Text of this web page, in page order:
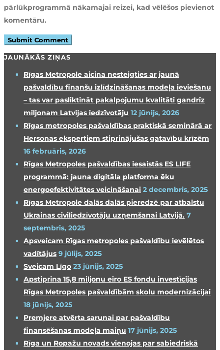
pārlūkprogrammā nākamajai reizei, kad vēlēšos pievienot
komentāru.
JAUNĀKĀS ZIŅAS
Rīgas Metropole aicina nesteigties ar jaunā
pašvaldību finanšu izlīdzināšanas modeļa ieviešanu
– tas var pasliktināt pakalpojumu kvalitāti gandrīz
miljonam Latvijas iedzīvotāju 12 jūnijs, 2026
Rīgas metropoles pašvaldības praktiskā seminārā ar
Hersonas ekspertiem stiprinājušas gatavību krīzēm
16 februāris, 2026
Rīgas Metropoles pašvaldības iesaistās ES LIFE
programmā: jauna digitāla platforma ēku
energoefektivitātes veicināšanai 2 decembris, 2025
Rīgas Metropole dalās dalās pieredzē par atbalstu
Ukrainas civiliedzīvotāju uzņemšanai Latvijā. 7
septembris, 2025
Apsveicam Rīgas metropoles pašvaldību ievēlētos
vadītājus 9 jūlijs, 2025
Sveicam Līgo 23 jūnijs, 2025
Apstiprina 15,8 miljonu eiro ES fondu investīcijas
Rīgas Metropoles pašvaldībām skolu modernizācijai
18 jūnijs, 2025
Premjere atvērta sarunai par pašvaldību
finansēšanas modeļa maiņu 17 jūnijs, 2025
Rīga un Ropažu novads vienojas par sabiedriskā